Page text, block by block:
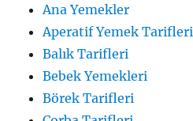
Ana Yemekler
Aperatif Yemek Tarifleri
Balık Tarifleri
Bebek Yemekleri
Börek Tarifleri